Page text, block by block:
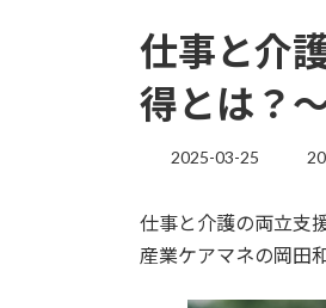
仕事と介
得とは？
2025-03-25
最
新
日
時
仕事と介護の両立支
産業ケアマネの岡田